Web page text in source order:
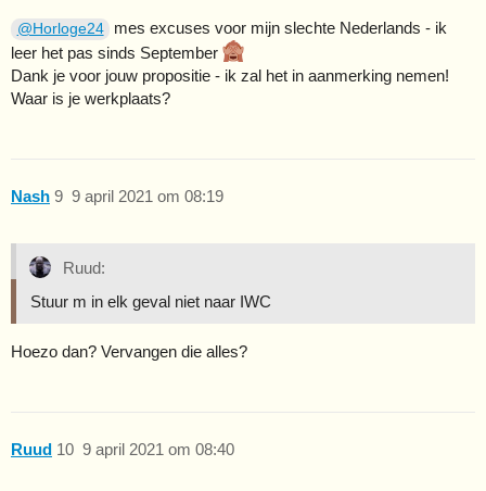
@Horloge24
mes excuses voor mijn slechte Nederlands - ik
leer het pas sinds September
Dank je voor jouw propositie - ik zal het in aanmerking nemen!
Waar is je werkplaats?
Nash 9 april 2021 om 08:19
9
Ruud:
Stuur m in elk geval niet naar IWC
Hoezo dan? Vervangen die alles?
Ruud 9 april 2021 om 08:40
10